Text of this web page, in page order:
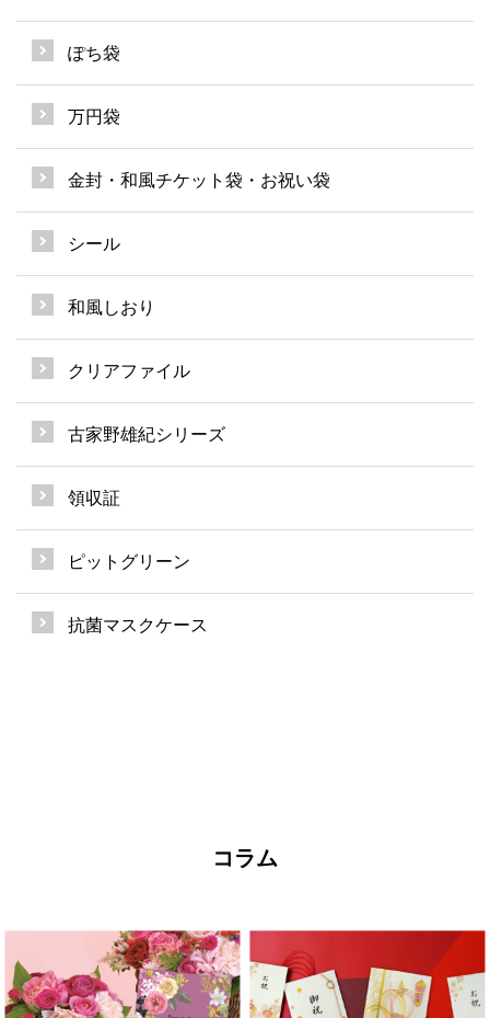
ぽち袋
万円袋
金封・和風チケット袋・お祝い袋
シール
和風しおり
クリアファイル
古家野雄紀シリーズ
領収証
ピットグリーン
抗菌マスクケース
コラム